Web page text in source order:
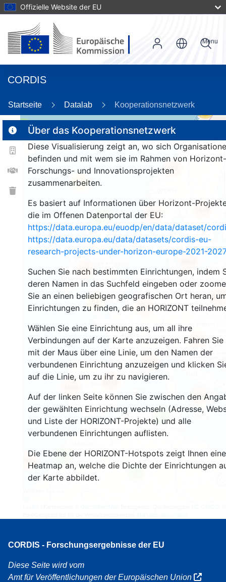
Offizielle Website der EU
CORDIS
Menu
Startseite Datalab Kooperationsnetzwerk
Über das Kooperationsnetzwerk
Diese Visualisierung zeigt an, wo sich
befinden und mit wem sie im Rahmen von Horizont-
Forschungs- und Innovationsprojekten
zusammenarbeiten.
Es basiert auf Informationen über Horizont-
die im Offenen Datenportal der EU:
https://data.europa.eu/euodp/en/data/dataset/
https://data.europa.eu/data/datasets/cordis-eu-
research-projects-under-horizon-europe-2021-2027
Suchen Sie nach bestimmten Einrichtungen, indem
deren Namen in das Suchfeld eingeben oder
Sie an einen beliebigen geografischen Ort heran,
Einrichtungen zu finden, die an HORIZONT
Wählen Sie eine Einrichtung aus, um all ihre
Verbindungen auf der Karte anzuzeigen. Fahren Sie
mit der Maus über eine Linie, um den Namen der
verbundenen Einrichtung anzuzeigen und klicken
auf die Linie, um zu ihr zu navigieren.
Auf der linken Seite können Sie zwischen den
der gewählten Einrichtung wechseln (Adresse,
und Liste der HORIZONT-Projekte) und alle
verbundenen Einrichtungen auflisten.
Die Ebene der HORIZONT-Hotspots zeigt Ihnen eine
Heatmap an, welche die Dichte der Einrichtungen
der Karte abbildet.
3
160
9
25
159
258
896
5818
64
469
1574
18737
8866
2414
1549
CORDIS - Forschungsergebnisse der EU
Diese Seite wird vom
Amt für Veröffentlichungen der Europäischen Union